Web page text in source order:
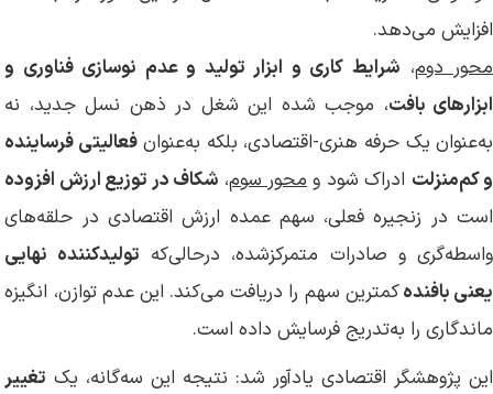
افزایش می‌دهد.
محور دوم، شرایط کاری و ابزار تولید و عدم نوسازی فناوری و
ابزارهای بافت، موجب شده این شغل در ذهن نسل جدید، نه
به‌عنوان یک حرفه هنری-اقتصادی، بلکه به‌عنوانفعالیتی فرساینده
و کم‌منزلت ادراک شود ومحور سوم، شکاف در توزیع ارزش افزوده
است در زنجیره فعلی، سهم عمده ارزش اقتصادی در حلقه‌های
واسطه‌گری و صادرات متمرکزشده، درحالی‌که تولیدکننده نهایی
یعنی بافندهکمترین سهم را دریافت می‌کند. این عدم توازن، انگیزه
ماندگاری را به‌تدریج فرسایش داده است.
این پژوهشگر اقتصادی یادآور شد: نتیجه این سه‌گانه، یک تغییر